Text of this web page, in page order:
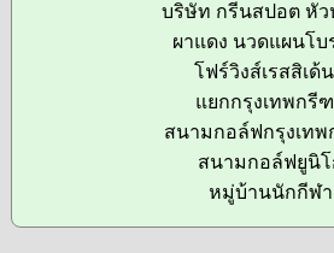
บริษัท กรีนสปอต หัว
ผาแดง นวดแผนโ
โฟร์วิงส์เรสสิเด้
แยกกรุงเทพกรี
สนามกอล์ฟกรุงเทพ
สนามกอล์ฟยูนิโ
หมู่บ้านนักกีฬา